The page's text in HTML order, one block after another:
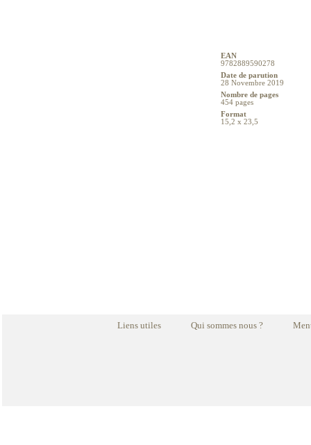
EAN
9782889590278
Date de parution
28 Novembre 2019
Nombre de pages
454 pages
Format
15,2 x 23,5
Liens utiles Qui sommes nous ?